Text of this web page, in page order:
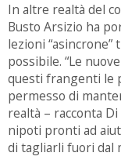
In altre realtà del
Busto Arsizio ha
lezioni
possibile. “Le
questi frangenti le
permesso di
realtà – racconta
nipoti pronti ad
di tagliarli fuori dal